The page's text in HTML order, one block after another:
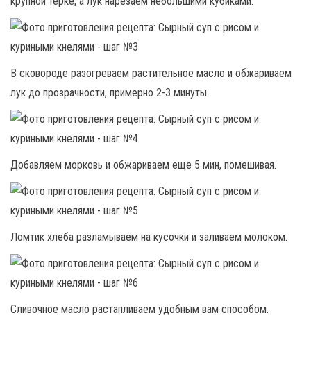
В сковороде разогреваем растительное масло и обжариваем
лук до прозрачности, примерно 2-3 минуты.
Добавляем морковь и обжариваем еще 5 мин, помешивая.
Ломтик хлеба разламываем на кусочки и заливаем молоком.
Сливочное масло растапливаем удобным вам способом.